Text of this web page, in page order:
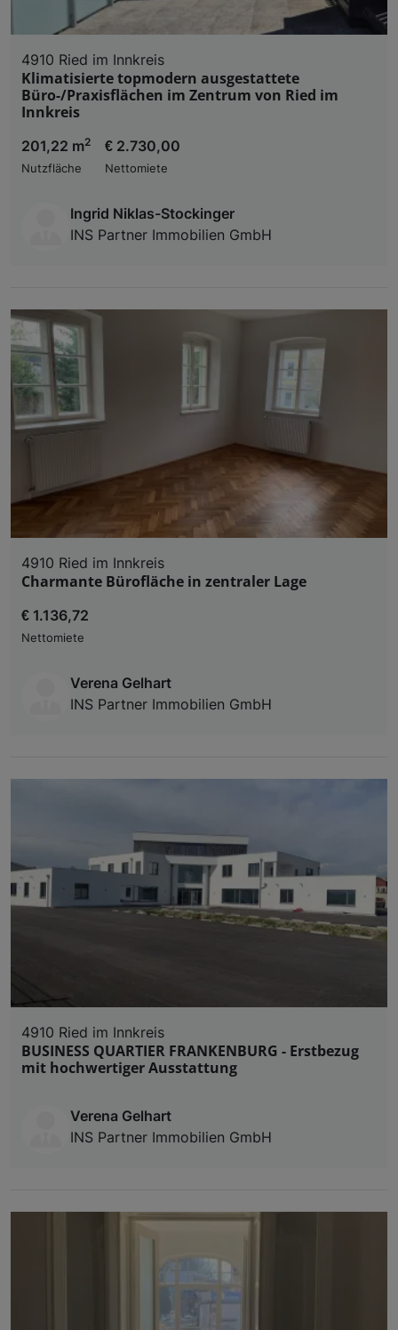
4910 Ried im Innkreis
Klimatisierte topmodern ausgestattete
Büro-/Praxisflächen im Zentrum von Ried im
Innkreis
201,22 m2
Nutzfläche
€ 2.730,00
Nettomiete
Ingrid Niklas-Stockinger
INS Partner Immobilien GmbH
4910 Ried im Innkreis
Charmante Bürofläche in zentraler Lage
€ 1.136,72
Nettomiete
Verena Gelhart
INS Partner Immobilien GmbH
4910 Ried im Innkreis
BUSINESS QUARTIER FRANKENBURG - Erstbezug
mit hochwertiger Ausstattung
Verena Gelhart
INS Partner Immobilien GmbH